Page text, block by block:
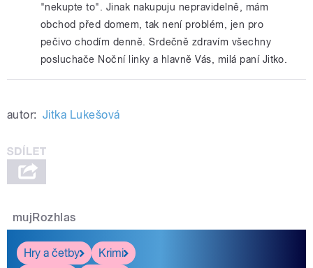
"nekupte to". Jinak nakupuju nepravidelně, mám
obchod před domem, tak není problém, jen pro
pečivo chodím denně. Srdečně zdravím všechny
posluchače Noční linky a hlavně Vás, milá paní Jitko.
autor: Jitka Lukešová
mujRozhlas
Hry a četby
Krimi